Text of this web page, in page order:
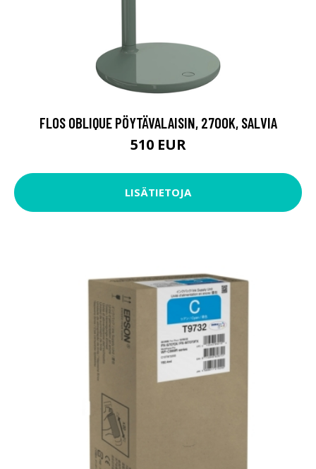
FLOS OBLIQUE PÖYTÄVALAISIN, 2700K, SALVIA
510 EUR
LISÄTIETOJA